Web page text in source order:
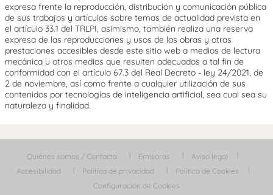
expresa frente la reproducción, distribución y comunicación pública
de sus trabajos y artículos sobre temas de actualidad prevista en
el artículo 33.1 del TRLPI, asimismo, también realiza una reserva
expresa de las reproducciones y usos de las obras y otras
prestaciones accesibles desde este sitio web a medios de lectura
mecánica u otros medios que resulten adecuados a tal fin de
conformidad con el artículo 67.3 del Real Decreto - ley 24/2021, de
2 de noviembre, así como frente a cualquier utilización de sus
contenidos por tecnologías de inteligencia artificial, sea cual sea su
naturaleza y finalidad.
Quiénes somos / Contacta Emisoras
Aviso legal
Accesibilidad
Política de privacidad
Política de Cookies
Configuración de Cookies